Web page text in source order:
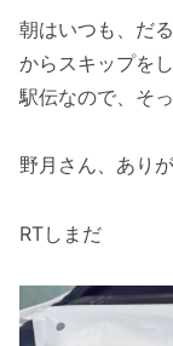
朝はいつも、だ
からスキップを
駅伝なので、そ
野月さん、あり
RTしまだ